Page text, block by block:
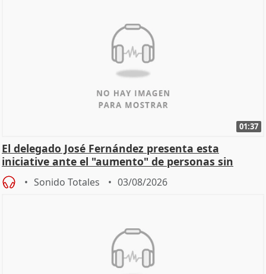
01:37
El delegado José Fernández presenta esta
iniciative ante el "aumento" de personas sin
hogar en Madri
Sonido Totales 03/08/2026